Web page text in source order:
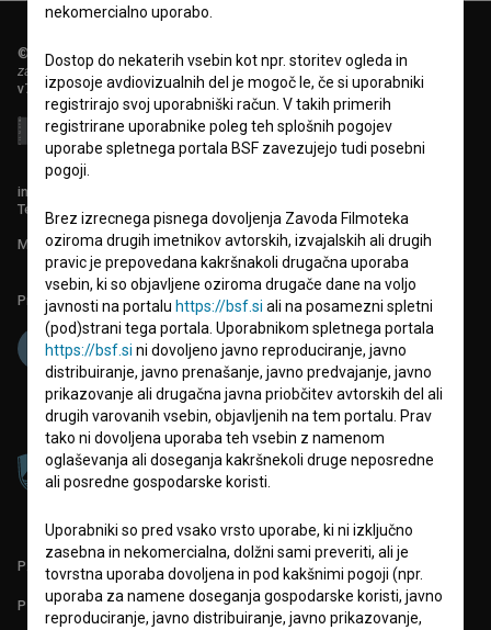
© 2018-2026, Filmoteka,
zavod za širjenje filmske kulture
v7.151.0
info@filmoteka.si
Tehnična pomoč: podpora@bsf.si
Mednarodna številka ISSN 2670-787X
Projekt sofinancira:
PARTNERJI
POGOJI UPORABE
nekomercialno uporabo.
Dostop do nekaterih vsebin kot npr. storitev ogleda in
izposoje avdiovizualnih del je mogoč le, če si uporabniki
registrirajo svoj uporabniški račun. V takih primerih
registrirane uporabnike poleg teh splošnih pogojev
uporabe spletnega portala BSF zavezujejo tudi posebni
pogoji.
Brez izrecnega pisnega dovoljenja Zavoda Filmoteka
oziroma drugih imetnikov avtorskih, izvajalskih ali drugih
pravic je prepovedana kakršnakoli drugačna uporaba
vsebin, ki so objavljene oziroma drugače dane na voljo
javnosti na portalu https://bsf.si ali na posamezni spletni
(pod)strani tega portala. Uporabnikom spletnega portala
https://bsf.si ni dovoljeno javno reproduciranje, javno
distribuiranje, javno prenašanje, javno predvajanje, javno
prikazovanje ali drugačna javna priobčitev avtorskih del ali
drugih varovanih vsebin, objavljenih na tem portalu. Prav
tako ni dovoljena uporaba teh vsebin z namenom
oglaševanja ali doseganja kakršnekoli druge neposredne
ali posredne gospodarske koristi.
Uporabniki so pred vsako vrsto uporabe, ki ni izključno
zasebna in nekomercialna, dolžni sami preveriti, ali je
tovrstna uporaba dovoljena in pod kakšnimi pogoji (npr.
uporaba za namene doseganja gospodarske koristi, javno
reproduciranje, javno distribuiranje, javno prikazovanje,